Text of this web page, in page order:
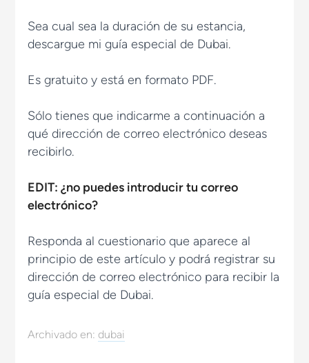
Sea cual sea la duración de su estancia,
descargue mi guía especial de Dubai.
Es gratuito y está en formato PDF.
Sólo tienes que indicarme a continuación a
qué dirección de correo electrónico deseas
recibirlo.
EDIT: ¿no puedes introducir tu correo
electrónico?
Responda al cuestionario que aparece al
principio de este artículo y podrá registrar su
dirección de correo electrónico para recibir la
guía especial de Dubai.
Archivado en: dubai